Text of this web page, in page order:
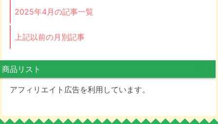
2025年4月の記事一覧
上記以前の月別記事
商品リスト
アフィリエイト広告を利用しています。